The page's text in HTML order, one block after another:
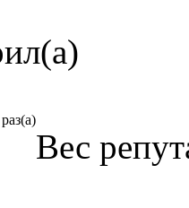
Вес